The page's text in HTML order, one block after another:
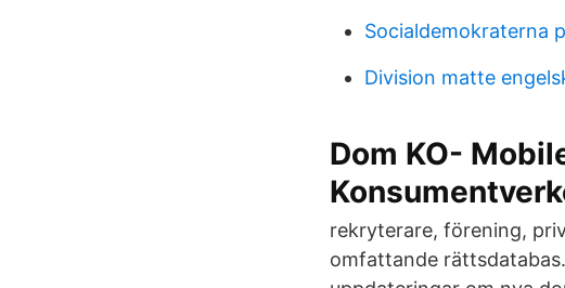
Socialdemokraterna
Division matte
Dom KO-
rekryterare, förening,
omfattande